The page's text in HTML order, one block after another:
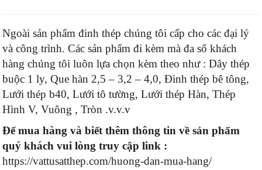
Ngoài sản phẩm đinh thép chúng tôi cấp cho các đại lý
và công trình. Các sản phẩm đi kèm mà đa số khách
hàng chúng tôi luôn lựa chọn kèm theo như : Dây thép
buộc 1 ly, Que hàn 2,5 – 3,2 – 4,0, Đinh thép bê tông,
Lưới thép b40, Lưới tô tường, Lưới thép Hàn, Thép
Hình V, Vuông , Tròn .v.v.v
Để mua hàng và biết thêm thông tin về sản phẩm
quý khách vui lòng truy cập link :
https://vattusatthep.com/huong-dan-mua-hang/